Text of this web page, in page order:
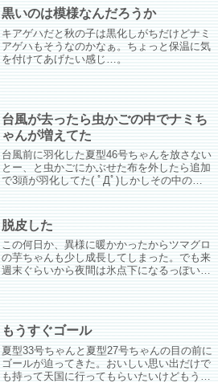
黒いのは模様なんだろうか
キアゲハだと秋の子は黒化しがちだけどナミ
アゲハもそうなのかなぁ。ちょっと保温に気
を付けてあげたい感じ…。
台風が去ったら虫かごの中でナミち
ゃんが増えてた
台風前に羽化した夏型46号ちゃんを放さない
とー、と虫かごにかぶせた布を外したら追加
で3頭が羽化してた( ﾟДﾟ)しかしその中の一
脱皮した
この何日か、異様に暖かかったからツマグロ
の芋ちゃんも少し成長してしまった。でも来
週末ぐらいから夜間は氷点下になるっぽいか
もうすぐゴール
夏型33号ちゃんと夏型27号ちゃんの目の前に
ゴールが迫ってきた。おいしい思い出だけで
も持って天国に行ってもらいたいけどもう飲